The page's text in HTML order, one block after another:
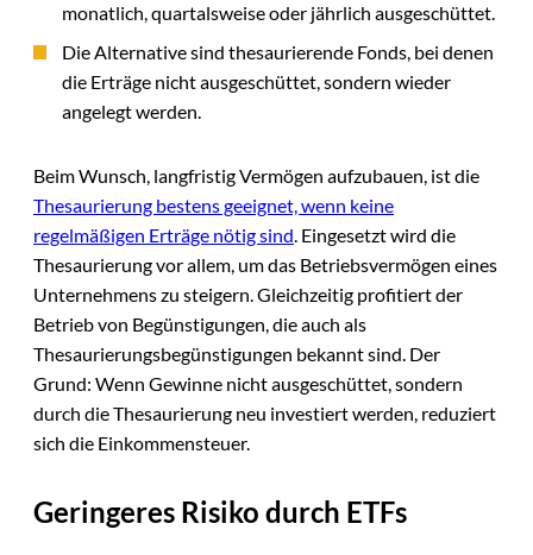
monatlich, quartalsweise oder jährlich ausgeschüttet.
Die Alternative sind thesaurierende Fonds, bei denen
die Erträge nicht ausgeschüttet, sondern wieder
angelegt werden.
Beim Wunsch, langfristig Vermögen aufzubauen, ist die
Thesaurierung bestens geeignet, wenn keine
regelmäßigen Erträge nötig sind. Eingesetzt wird die
Thesaurierung vor allem, um das Betriebsvermögen eines
Unternehmens zu steigern. Gleichzeitig profitiert der
Betrieb von Begünstigungen, die auch als
Thesaurierungsbegünstigungen bekannt sind. Der
Grund: Wenn Gewinne nicht ausgeschüttet, sondern
durch die Thesaurierung neu investiert werden, reduziert
sich die Einkommensteuer.
Geringeres Risiko durch ETFs